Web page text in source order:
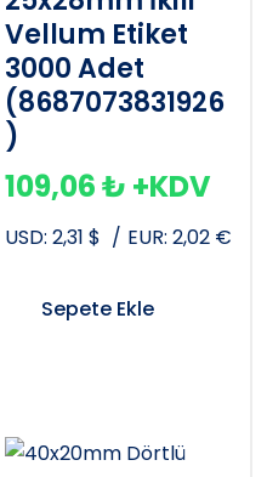
Vellum Etiket
3000 Adet
(8687073831926
)
109,06₺ +KDV
USD: 2,31 $ / EUR: 2,02 €
Sepete Ekle